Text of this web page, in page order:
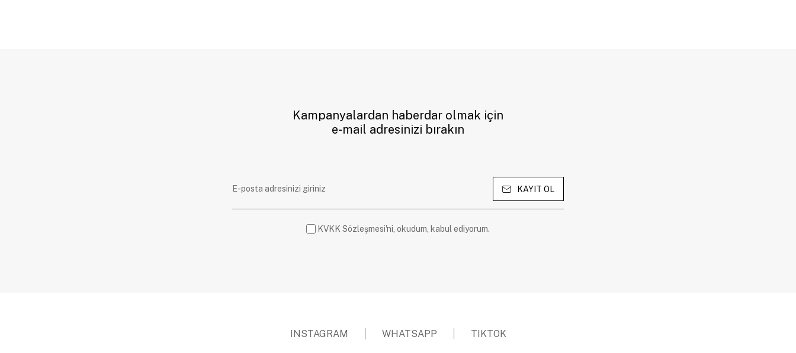
Kampanyalardan haberdar olmak için
e-mail adresinizi bırakın
KAYIT OL
KVKK Sözleşmesi'ni, okudum, kabul ediyorum.
INSTAGRAM WHATSAPP TIKTOK